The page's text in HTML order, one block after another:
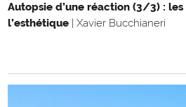
Autopsie d’une réaction (3/3) :
l’esthétique | Xavier Bucchianeri